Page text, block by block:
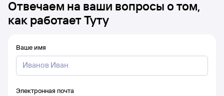
Отвечаем на ваши вопросы о том,
как работает Туту
Ваше имя
Электронная почта